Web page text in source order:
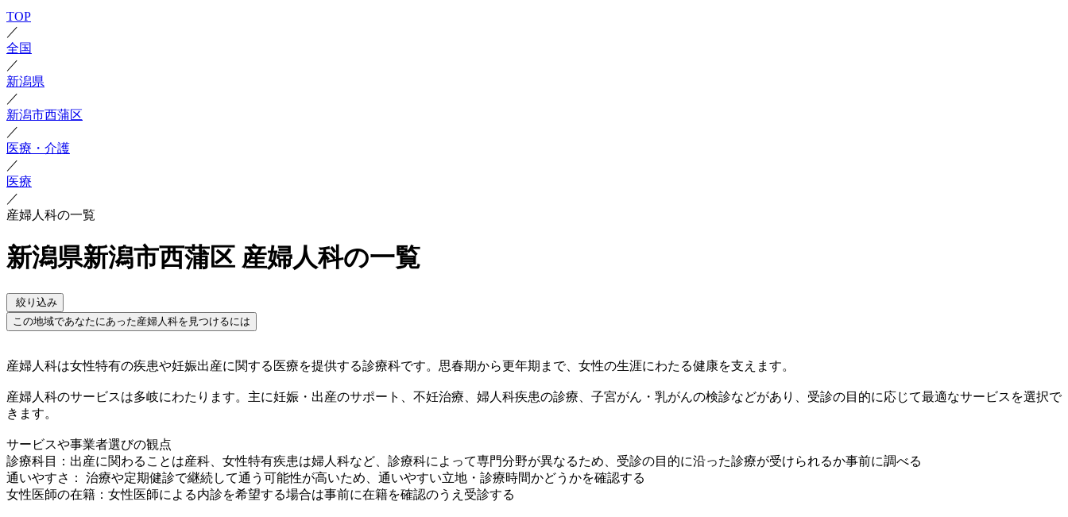
TOP
／
全国
／
新潟県
／
新潟市西蒲区
／
医療・介護
／
医療
／
産婦人科の一覧
新潟県新潟市西蒲区 産婦人科の一覧
絞り込み
この地域であなたにあった産婦人科を見つけるには
産婦人科は女性特有の疾患や妊娠出産に関する医療を提供する診療科です。思春期から更年期まで、女性の生涯にわたる健康を支えます。
産婦人科のサービスは多岐にわたります。主に妊娠・出産のサポート、不妊治療、婦人科疾患の診療、子宮がん・乳がんの検診などがあり、受診の目的に応じて最適なサービスを選択で
きます。
サービスや事業者選びの観点
診療科目：出産に関わることは産科、女性特有疾患は婦人科など、診療科によって専門分野が異なるため、受診の目的に沿った診療が受けられるか事前に調べる
通いやすさ： 治療や定期健診で継続して通う可能性が高いため、通いやすい立地・診療時間かどうかを確認する
女性医師の在籍：女性医師による内診を希望する場合は事前に在籍を確認のうえ受診する